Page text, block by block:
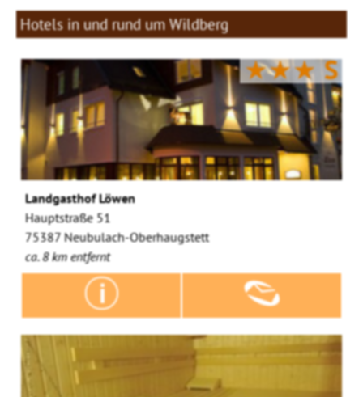
Hotels in und rund um Wildberg
★★★S
Landgasthof Löwen
Hauptstraße 51
75387 Neubulach-Oberhaugstett
ca. 8 km entfernt